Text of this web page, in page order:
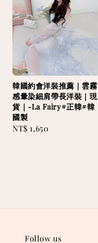
韓國約會洋裝推薦｜雲霧
感暈染細肩帶長洋裝｜現
貨｜-La Fairy#正韓#韓
國製
Regular
NT$ 1,650
Follow us